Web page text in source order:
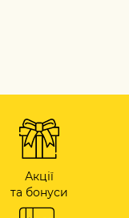
Акції
та бонуси